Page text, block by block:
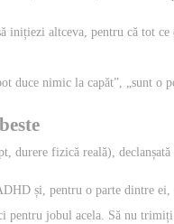
altceva, pentru că tot
nimic la capăt”, „sunt o
fizică reală),
și, pentru o parte dintre
pentru jobul acela. Să nu